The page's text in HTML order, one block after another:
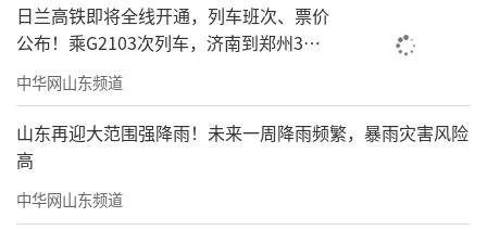
日兰高铁即将全线开通，列车班次、票价
公布！乘G2103次列车，济南到郑州3小
时到达
中华网山东频道
山东再迎大范围强降雨！未来一周降雨频繁，暴雨灾害风险
高
中华网山东频道